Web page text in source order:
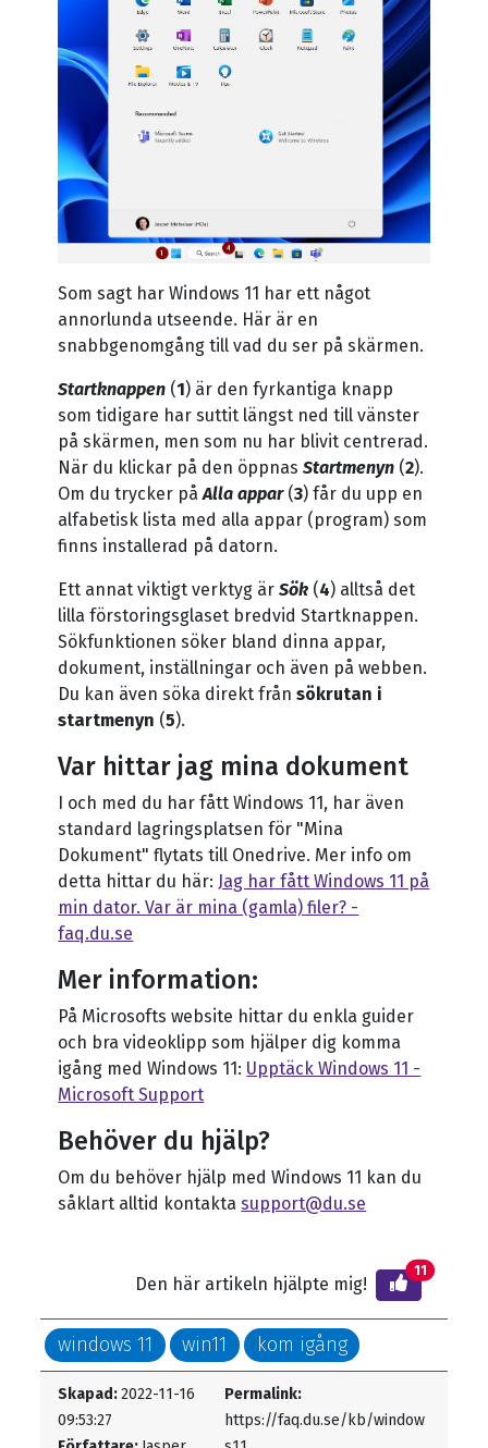
Som sagt har Windows 11 har ett något
annorlunda utseende. Här är en
snabbgenomgång till vad du ser på skärmen.
Startknappen (1) är den fyrkantiga knapp
som tidigare har suttit längst ned till vänster
på skärmen, men som nu har blivit centrerad.
När du klickar på den öppnasStartmenyn (2).
Om du trycker påAlla appar (3) får du upp en
alfabetisk lista med alla appar (program) som
finns installerad på datorn.
Ett annat viktigt verktyg ärSök (4) alltså det
lilla förstoringsglaset bredvid Startknappen.
Sökfunktionen söker bland dinna appar,
dokument, inställningar och även på webben.
Du kan även söka direkt frånsökrutan i
startmenyn (5).
Var hittar jag mina dokument
I och med du har fått Windows 11, har även
standard lagringsplatsen för "Mina
Dokument" flytats till Onedrive. Mer info om
detta hittar du här: Jag har fått Windows 11 på
min dator. Var är mina (gamla) filer? -
faq.du.se
Mer information:
På Microsofts website hittar du enkla guider
och bra videoklipp som hjälper dig komma
igång med Windows 11: Upptäck Windows 11 -
Microsoft Support
Behöver du hjälp?
Om du behöver hjälp med Windows 11 kan du
såklart alltid kontaktasupport@du.se
Den här artikeln hjälpte mig!
11
windows 11 win11 kom igång
Skapad:2022-11-16
09:53:27
Permalink:
https://faq.du.se/kb/window